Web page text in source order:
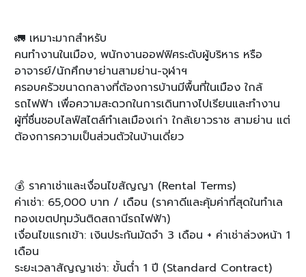
🚛 เหมาะมากสำหรับ
คนทำงานในเมือง, พนักงานออฟฟิศระดับผู้บริหาร หรือ
อาจารย์/นักศึกษาย่านสามย่าน-จุฬาฯ
ครอบครัวขนาดกลางที่ต้องการบ้านมีพื้นที่ในเมือง ใกล้
รถไฟฟ้า เพื่อความสะดวกในการเดินทางไปเรียนและทำงาน
ผู้ที่ชื่นชอบไลฟ์สไตล์ทำเลเมืองเก่า ใกล้เยาวราช สามย่าน แต่
ต้องการความเป็นส่วนตัวในบ้านเดี่ยว
💰 ราคาเช่าและเงื่อนไขสัญญา (Rental Terms)
ค่าเช่า: 65,000 บาท / เดือน (ราคาดีและคุ้มค่าที่สุดในทำเล
ทองเขตปทุมวันติดสถานีรถไฟฟ้า)
เงื่อนไขแรกเข้า: เงินประกันมัดจำ 3 เดือน + ค่าเช่าล่วงหน้า 1
เดือน
ระยะเวลาสัญญาเช่า: ขั้นต่ำ 1 ปี (Standard Contract)